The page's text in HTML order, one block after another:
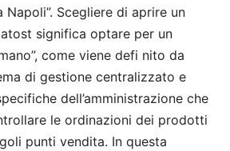
Scegliere di aprire un
significa optare per un
come viene defi nito da
di gestione centralizzato e
dell’amministrazione che
le ordinazioni dei prodotti
punti vendita. In questa